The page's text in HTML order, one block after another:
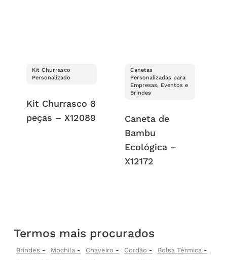
Kit Churrasco
Personalizado
Kit Churrasco 8
peças – X12089
Canetas
Personalizadas para
Empresas, Eventos e
Brindes
Caneta de
Bambu
Ecológica –
X12172
Termos mais procurados
Brindes Mochila Chaveiro Cordão
Bolsa Térmica